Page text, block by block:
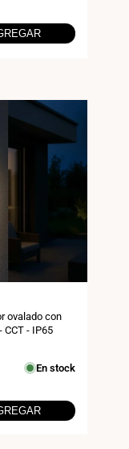
ovalado con
CCT - IP65
En stock